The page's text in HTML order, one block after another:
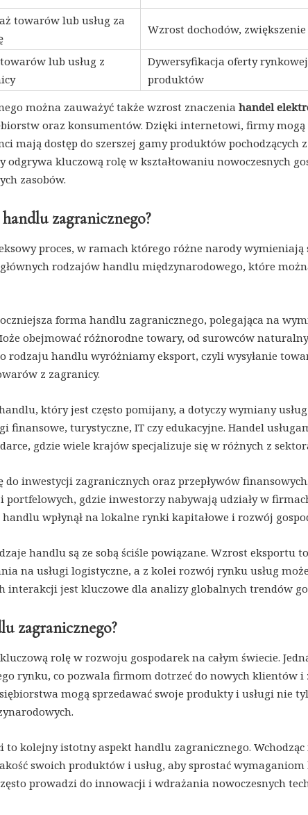
towarów lub usług za
Wzrost dochodów,
lub usług z
Dywersyfikacja oferty
produktów
można zauważyć także wzrost znaczenia handel
oraz konsumentów. Dzięki internetowi, firmy mogą
mają dostęp do szerszej gamy produktów pochodzących
odgrywa kluczową rolę w kształtowaniu nowoczesnych
zasobów.
zagranicznego?
proces, w ramach którego różne narody wymieniają
rodzajów handlu międzynarodowego, które
forma handlu zagranicznego, polegająca na
obejmować różnorodne towary, od surowców
rodzaju handlu wyróżniamy eksport, czyli wysyłanie
z zagranicy.
który jest często pomijany, a dotyczy wymiany
finansowe, turystyczne, IT czy edukacyjne. Handel
gdzie wiele krajów specjalizuje się w różnych z
do inwestycji zagranicznych oraz przepływów
portfelowych, gdzie inwestorzy nabywają udziały w
wpłynął na lokalne rynki kapitałowe i rozwój
handlu są ze sobą ściśle powiązane. Wzrost eksportu
na usługi logistyczne, a z kolei rozwój rynku usług
interakcji jest kluczowe dla analizy globalnych trendów
zagranicznego?
rolę w rozwoju gospodarek na całym świecie.
rynku, co pozwala firmom dotrzeć do nowych klientów i
mogą sprzedawać swoje produkty i usługi nie
to kolejny istotny aspekt handlu zagranicznego.
swoich produktów i usług, aby sprostać
prowadzi do innowacji i wdrażania nowoczesnych